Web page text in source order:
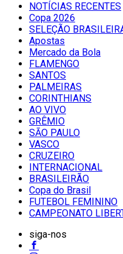
NOTÍCIAS RECENTES
Copa 2026
SELEÇÃO
Apostas
Mercado da Bola
FLAMENGO
SANTOS
PALMEIRAS
CORINTHIANS
AO VIVO
GRÊMIO
SĀO PAULO
VASCO
CRUZEIRO
INTERNACIONAL
BRASILEIRÃO
Copa do Brasil
FUTEBOL FEMININO
CAMPEONATO
siga-nos